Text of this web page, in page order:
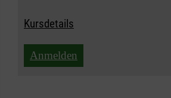
Kursdetails
Anmelden